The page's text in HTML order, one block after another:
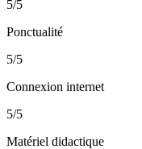
5/5
Ponctualité
5/5
Connexion internet
5/5
Matériel didactique